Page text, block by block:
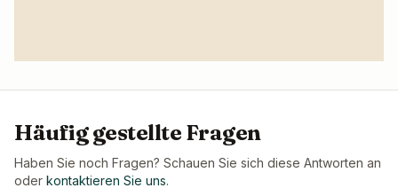
Häufig gestellte Fragen
Haben Sie noch Fragen? Schauen Sie sich diese Antworten an
oder kontaktieren Sie uns.